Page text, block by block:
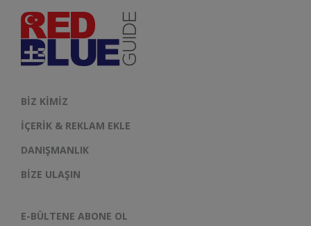
BIZ KIMIZ
İÇERIK & REKLAM EKLE
DANIŞMANLIK
BIZE ULAŞIN
E-BÜLTENE ABONE OL